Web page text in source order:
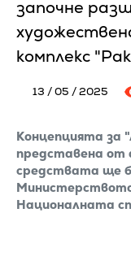
започне
комплекс
13 / 05 / 2025
Концепцията за
представена от
средствата ще
Националната